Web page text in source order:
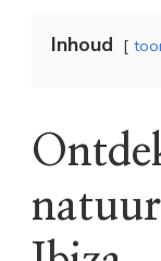
Inhoud